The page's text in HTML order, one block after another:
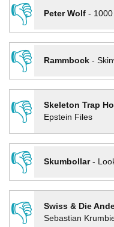
👎
Peter Wolf-
👎
Rammbock-
👎
Skeleton Trap
Epstein Files
👎
Skumbollar-
👎
Swiss & Die
Sebastian